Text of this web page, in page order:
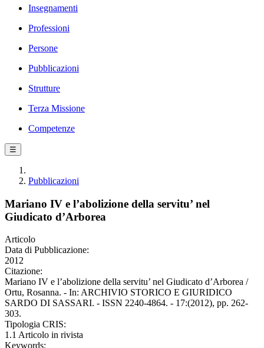
Insegnamenti
Professioni
Persone
Pubblicazioni
Strutture
Terza Missione
Competenze
☰
Pubblicazioni
Mariano IV e l’abolizione della servitu’ nel
Giudicato d’Arborea
Articolo
Data di Pubblicazione:
2012
Citazione:
Mariano IV e l’abolizione della servitu’ nel Giudicato d’Arborea /
Ortu, Rosanna. - In: ARCHIVIO STORICO E GIURIDICO
SARDO DI SASSARI. - ISSN 2240-4864. - 17:(2012), pp. 262-
303.
Tipologia CRIS:
1.1 Articolo in rivista
Keywords: